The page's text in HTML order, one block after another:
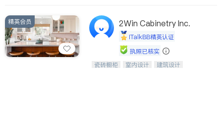
精英会员 2Win Cabinetry Inc.
iTalkBB精英认证
执照已核实
中华橱柜石材公司以实惠的价格提供实
瓷砖橱柜 室内设计
建筑设计